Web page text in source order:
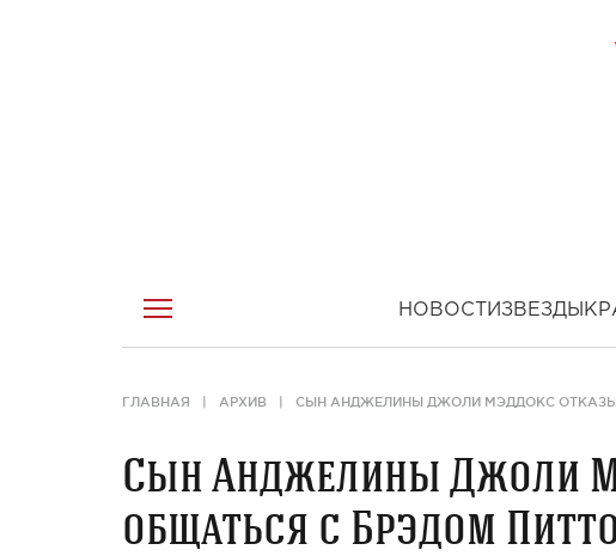
НОВОСТИ ЗВЕЗДЫ
ГЛАВНАЯ АРХИВ СЫН АНДЖЕЛИНЫ ДЖОЛИ МЭДДОКС
Сын Анджелины Джоли
общаться с Брэдом